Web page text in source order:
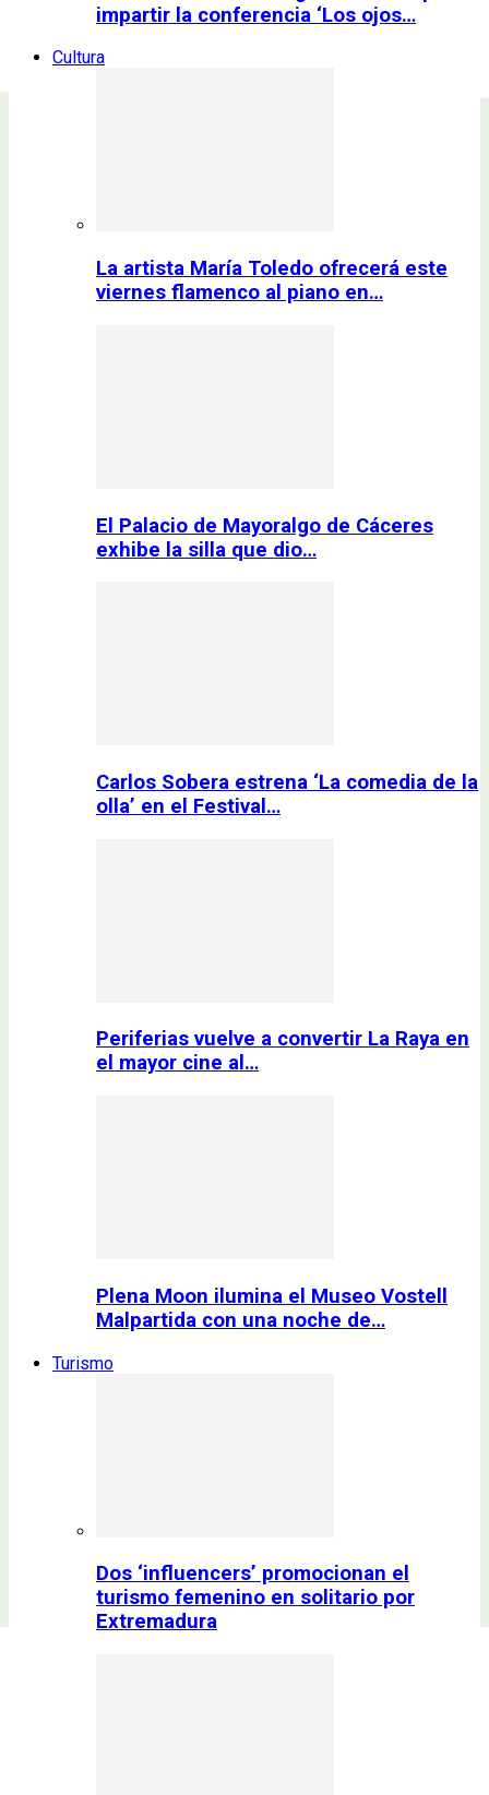
impartir la conferencia ‘Los ojos…
Cultura
La artista María Toledo ofrecerá este
viernes flamenco al piano en…
El Palacio de Mayoralgo de Cáceres
exhibe la silla que dio…
Carlos Sobera estrena ‘La comedia de la
olla’ en el Festival…
Periferias vuelve a convertir La Raya en
el mayor cine al…
Plena Moon ilumina el Museo Vostell
Malpartida con una noche de…
Turismo
Dos ‘influencers’ promocionan el
turismo femenino en solitario por
Extremadura